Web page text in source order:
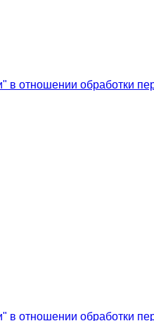
в отношении обработки
в отношении обработки